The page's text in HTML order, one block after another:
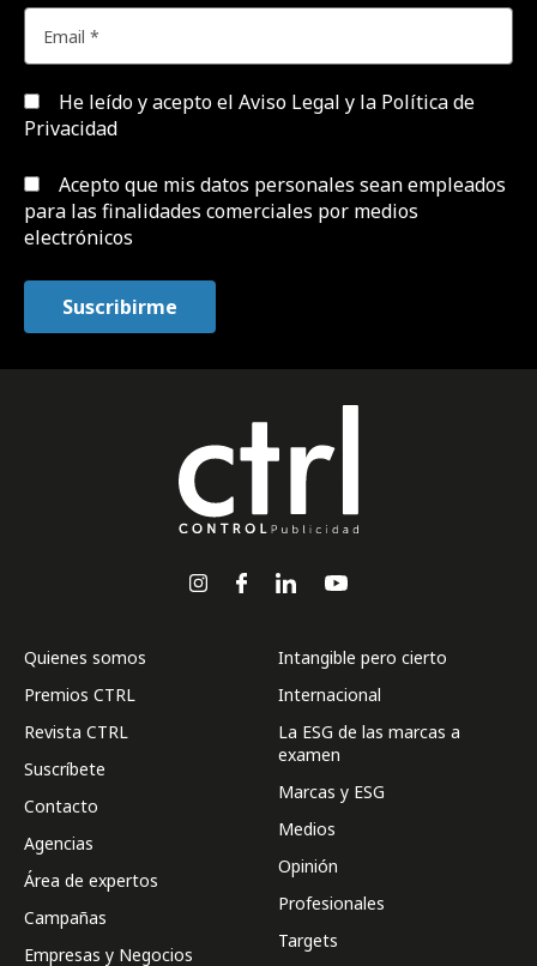
He leído y acepto el Aviso Legal y la Política de
Privacidad
Acepto que mis datos personales sean empleados
para las finalidades comerciales por medios
electrónicos
Quienes somos
Premios CTRL
Revista CTRL
Suscríbete
Contacto
Agencias
Área de expertos
Campañas
Empresas y Negocios
Intangible pero cierto
Internacional
La ESG de las marcas a
examen
Marcas y ESG
Medios
Opinión
Profesionales
Targets